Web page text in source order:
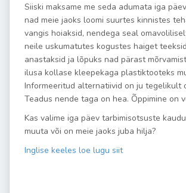
Siiski maksame me seda adumata iga
nad meie jaoks loomi suurtes kinnistes
vangis hoiaksid, nendega seal
neile uskumatutes kogustes haiget
anastaksid ja lõpuks nad pärast
ilusa kollase kleepekaga plastiktooteks
Informeeritud alternatiivid on ju tegelikult
Teadus nende taga on hea. Õppimine on
Kas valime iga päev tarbimisotsuste
muuta või on meie jaoks juba hilja?
Inglise keeles loe lugu siit